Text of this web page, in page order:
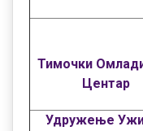
Тимочки
Центар
Удружење